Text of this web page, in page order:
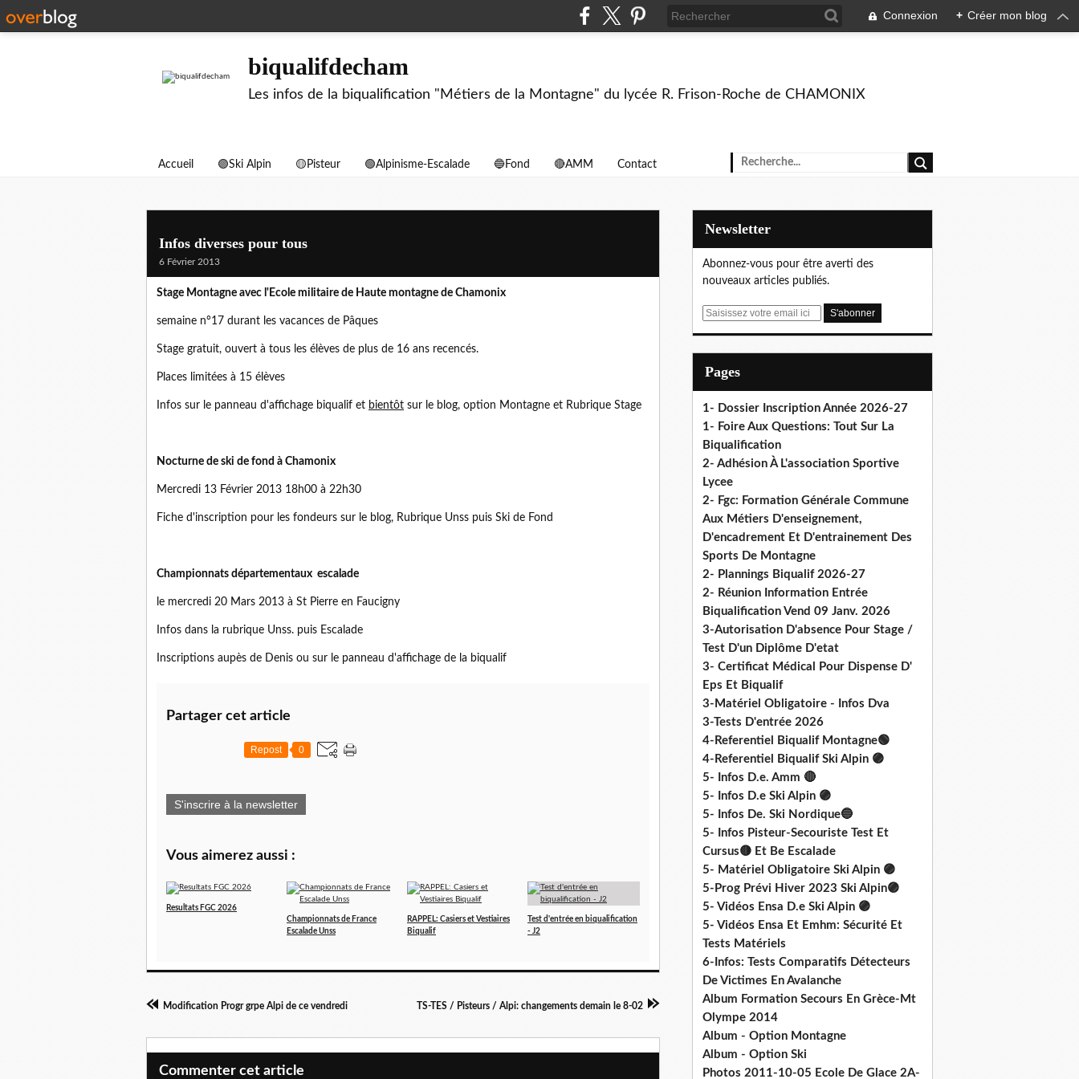
Connexion + Créer mon blog
biqualifdecham
Les infos de la biqualification "Métiers de la Montagne" du lycée R. Frison-Roche de CHAMONIX
Accueil 🟣Ski Alpin 🟡Pisteur 🟢Alpinisme-Escalade 🔵Fond 🔴AMM Contact
Infos diverses pour tous
6 Février 2013
Stage Montagne avec l'Ecole militaire de Haute montagne de Chamonix
semaine n°17 durant les vacances de Pâques
Stage gratuit, ouvert à tous les élèves de plus de 16 ans recencés.
Places limitées à 15 élèves
Infos sur le panneau d'affichage biqualif et bientôt sur le blog, option Montagne et Rubrique Stage
Nocturne de ski de fond à Chamonix
Mercredi 13 Février 2013 18h00 à 22h30
Fiche d'inscription pour les fondeurs sur le blog, Rubrique Unss puis Ski de Fond
Championnats départementaux escalade
le mercredi 20 Mars 2013 à St Pierre en Faucigny
Infos dans la rubrique Unss. puis Escalade
Inscriptions aupès de Denis ou sur le panneau d'affichage de la biqualif
Partager cet article
Repost 0
S'inscrire à la newsletter
Vous aimerez aussi :
Resultats FGC 2026
Championnats de France
Escalade Unss
RAPPEL: Casiers et Vestiaires
Biqualif
Test d'entrée en biqualification
- J2
Modification Progr grpe Alpi de ce vendredi TS-TES / Pisteurs / Alpi: changements demain le 8-02
Commenter cet article
Newsletter
Abonnez-vous pour être averti des
nouveaux articles publiés.
E
Pages
1- Dossier Inscription Année 2026-27
1- Foire Aux Questions: Tout Sur La
Biqualification
2- Adhésion À L'association Sportive
Lycee
2- Fgc: Formation Générale Commune
Aux Métiers D'enseignement,
D'encadrement Et D'entrainement Des
Sports De Montagne
2- Plannings Biqualif 2026-27
2- Réunion Information Entrée
Biqualification Vend 09 Janv. 2026
3-Autorisation D'absence Pour Stage /
Test D'un Diplôme D'etat
3- Certificat Médical Pour Dispense D'
Eps Et Biqualif
3-Matériel Obligatoire - Infos Dva
3-Tests D'entrée 2026
4-Referentiel Biqualif Montagne🟢
4-Referentiel Biqualif Ski Alpin 🟣
5- Infos D.e. Amm 🔴
5- Infos D.e Ski Alpin 🟣
5- Infos De. Ski Nordique🔵
5- Infos Pisteur-Secouriste Test Et
Cursus🟡 Et Be Escalade
5- Matériel Obligatoire Ski Alpin 🟣
5-Prog Prévi Hiver 2023 Ski Alpin🟣
5- Vidéos Ensa D.e Ski Alpin 🟣
5- Vidéos Ensa Et Emhm: Sécurité Et
Tests Matériels
6-Infos: Tests Comparatifs Détecteurs
De Victimes En Avalanche
Album Formation Secours En Grèce-Mt
Olympe 2014
Album - Option Montagne
Album - Option Ski
Photos 2011-10-05 Ecole De Glace 2A-